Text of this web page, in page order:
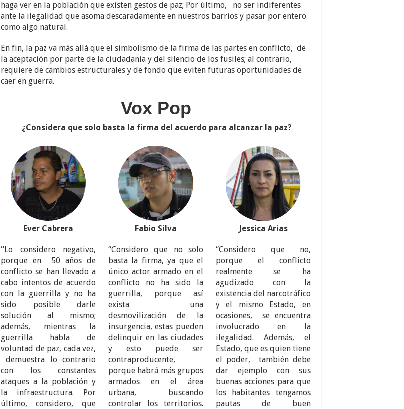
haga ver en la población que existen gestos de paz; Por último, no ser indiferentes
ante la ilegalidad que asoma descaradamente en nuestros barrios y pasar por entero
como algo natural.
En fin, la paz va más allá que el simbolismo de la firma de las partes en conflicto, de
la aceptación por parte de la ciudadanía y del silencio de los fusiles; al contrario,
requiere de cambios estructurales y de fondo que eviten futuras oportunidades de
caer en guerra.
Vox Pop
¿Considera que solo basta la firma del acuerdo para alcanzar la paz?
Ever Cabrera
“Lo considero negativo,
porque en 50 años de
conflicto se han llevado a
cabo intentos de acuerdo
con la guerrilla y no ha
sido posible darle
solución al mismo;
además, mientras la
guerrilla habla de
voluntad de paz, cada vez,
demuestra lo contrario
con los constantes
ataques a la población y
la infraestructura. Por
último, considero, que
Fabio Silva
“Considero que no solo
basta la firma, ya que el
único actor armado en el
conflicto no ha sido la
guerrilla, porque así
exista una
desmovilización de la
insurgencia, estas pueden
delinquir en las ciudades
y esto puede ser
contraproducente,
porque habrá más grupos
armados en el área
urbana, buscando
controlar los territorios.
Jessica Arias
“Considero que no,
porque el conflicto
realmente se ha
agudizado con la
existencia del narcotráfico
y el mismo Estado, en
ocasiones, se encuentra
involucrado en la
ilegalidad. Además, el
Estado, que es quien tiene
el poder, también debe
dar ejemplo con sus
buenas acciones para que
los habitantes tengamos
pautas de buen